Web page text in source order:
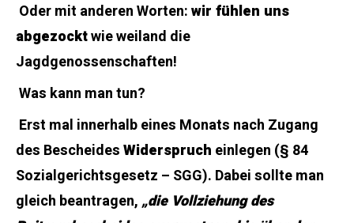
Oder mit anderen Worten:wir fühlen uns
abgezocktwie weiland die
Jagdgenossenschaften!
Was kann man tun?
Erst mal innerhalb eines Monats nach Zugang
des BescheidesWiderspruch einlegen (§ 84
Sozialgerichtsgesetz – SGG). Dabei sollte man
gleich beantragen,„die Vollziehung des